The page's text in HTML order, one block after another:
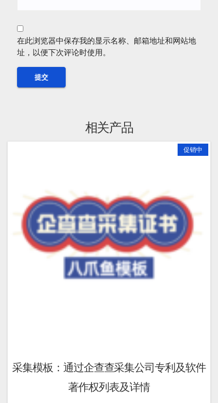
在此浏览器中保存我的显示名称、邮箱地址和网站地
址，以便下次评论时使用。
相关产品
促销中
采集模板：通过企查查采集公司专利及软件
著作权列表及详情